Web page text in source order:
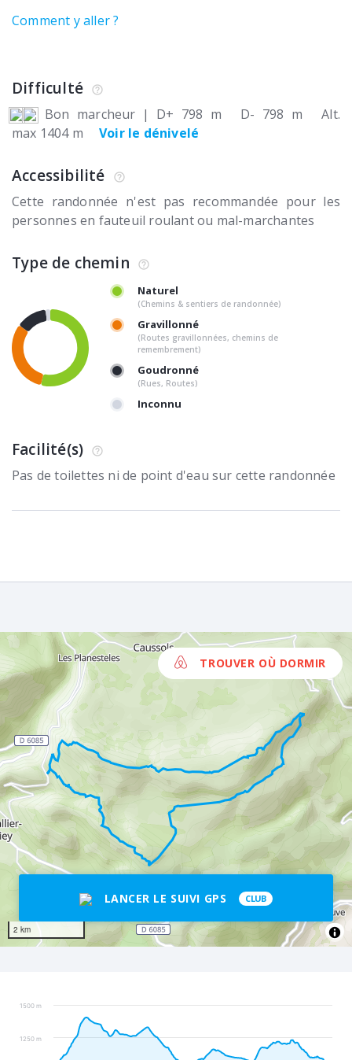
Comment y aller ?
Difficulté
Bon marcheur | D+ 798 m D- 798 m
Alt.
max 1404 m
Voir le dénivelé
Accessibilité
Cette randonnée n'est pas recommandée pour les
personnes en fauteuil roulant ou mal-marchantes
Type de chemin
Naturel
(Chemins & sentiers de randonnée)
Gravillonné
(Routes gravillonnées, chemins de
remembrement)
Goudronné
(Rues, Routes)
Inconnu
Facilité(s)
Pas de toilettes ni de point d'eau sur cette randonnée
2 km
TROUVER OÙ DORMIR
LANCER LE SUIVI GPS CLUB
1250 m
1500 m